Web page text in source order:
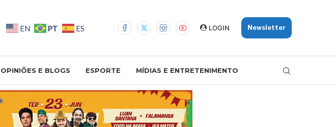
EN PT ES LOGIN Newsletter
OPINIÕES E BLOGS ESPORTE MÍDIAS E ENTRETENIMENTO